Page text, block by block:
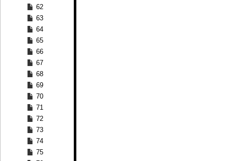
62
63
64
65
66
67
68
69
70
71
72
73
74
75